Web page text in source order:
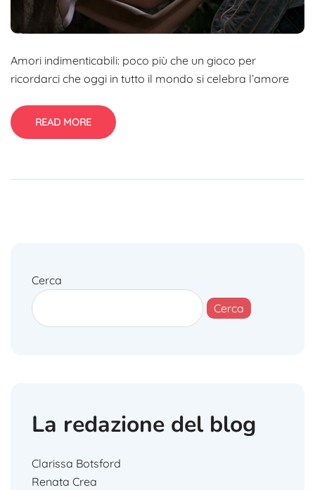
Amori indimenticabili: poco più che un gioco per
ricordarci che oggi in tutto il mondo si celebra l’amore
READ MORE
Cerca
Cerca
La redazione del blog
Clarissa Botsford
Renata Crea